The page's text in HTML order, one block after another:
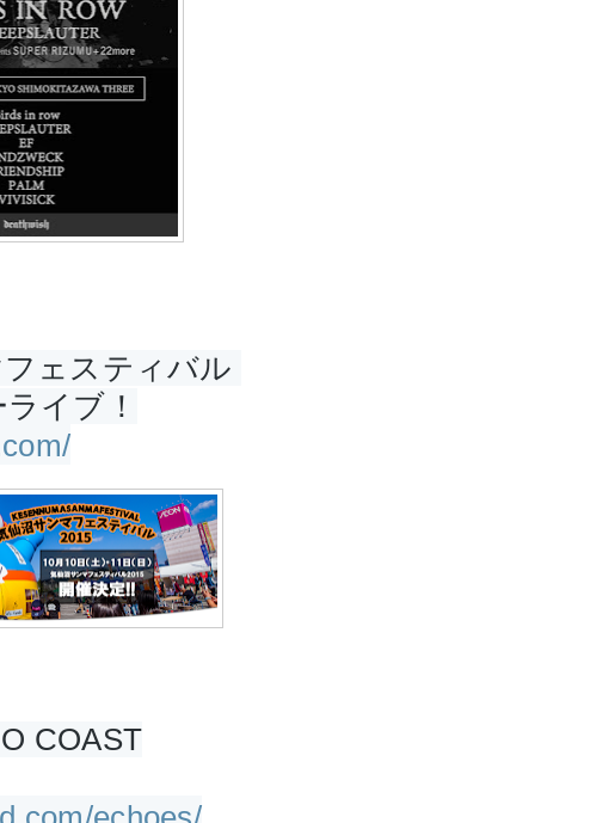
ェスティバル
イブ！
COAST